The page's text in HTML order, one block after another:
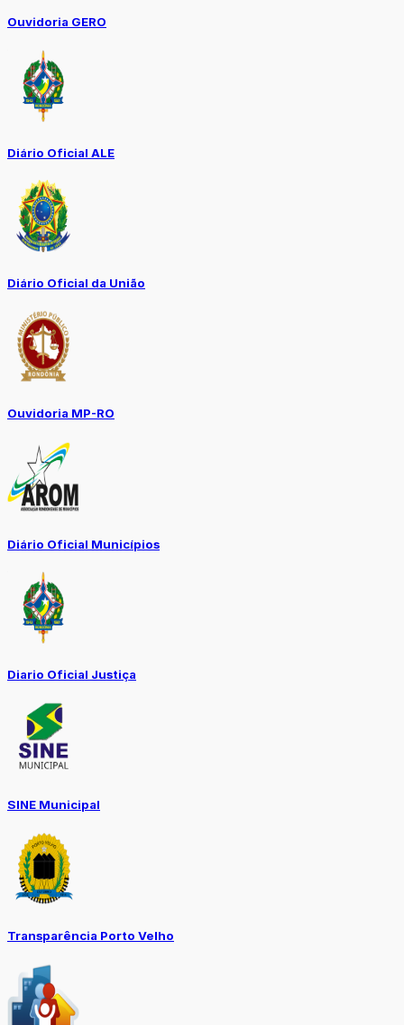
Ouvidoria GERO
Diário Oficial ALE
Diário Oficial da União
Ouvidoria MP-RO
Diário Oficial Municípios
Diario Oficial Justiça
SINE Municipal
Transparência Porto Velho